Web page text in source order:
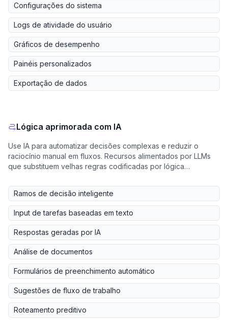
Configurações do sistema
Logs de atividade do usuário
Gráficos de desempenho
Painéis personalizados
Exportação de dados
Lógica aprimorada com IA
Use IA para automatizar decisões complexas e reduzir o
raciocínio manual em fluxos. Recursos alimentados por LLMs
que substituem velhas regras codificadas por lógica
Ramos de decisão inteligente
Input de tarefas baseadas em texto
Respostas geradas por IA
Análise de documentos
Formulários de preenchimento automático
Sugestões de fluxo de trabalho
Roteamento preditivo